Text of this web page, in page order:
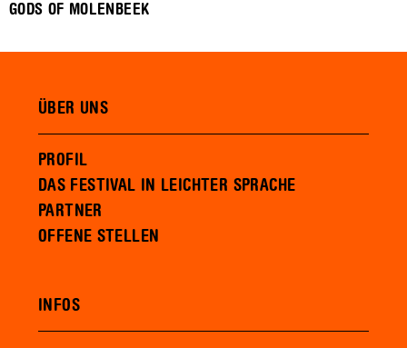
GODS OF MOLENBEEK
ÜBER UNS
PROFIL
DAS FESTIVAL IN LEICHTER SPRACHE
PARTNER
OFFENE STELLEN
INFOS